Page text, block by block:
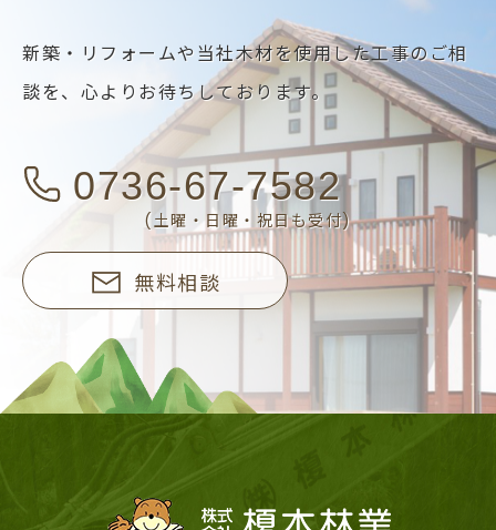
新築・リフォームや当社木材を使用した工事のご相
談を、 心よりお待ちしております。
0736-67-7582
(土曜・日曜・祝日も受付)
無料相談